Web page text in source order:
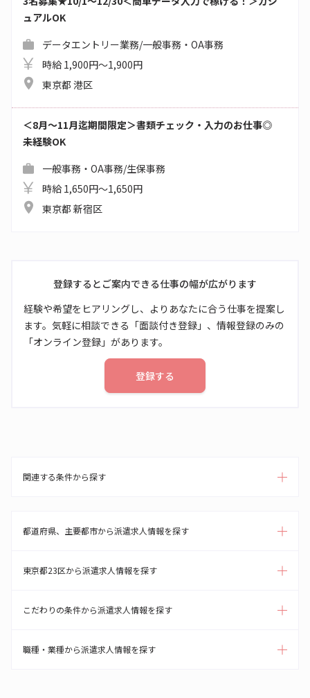
ュアルOK
データエントリー業務/一般事務・OA事務
時給 1,900円～1,900円
東京都 港区
＜8月～11月迄期間限定＞書類チェック・入力のお仕事◎
未経験OK
一般事務・OA事務/生保事務
時給 1,650円～1,650円
東京都 新宿区
登録するとご案内できる仕事の幅が広がります
経験や希望をヒアリングし、よりあなたに合う仕事を提案し
ます。気軽に相談できる「面談付き登録」、情報登録のみの
「オンライン登録」があります。
登録する
関連する条件から探す
都道府県、主要都市から派遣求人情報を探す
東京都23区から派遣求人情報を探す
こだわりの条件から派遣求人情報を探す
職種・業種から派遣求人情報を探す